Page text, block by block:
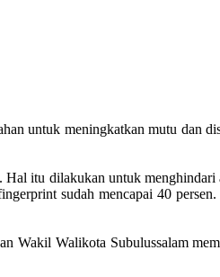
untuk meningkatkan mutu dan
Hal itu dilakukan untuk
sudah mencapai 40 persen.
Wakil Walikota Subulussalam